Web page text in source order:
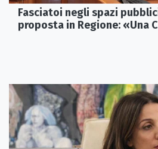
Fasciatoi negli spazi
proposta in Regione: «Una